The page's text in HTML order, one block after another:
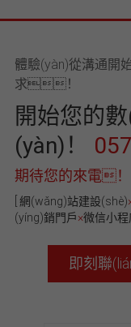
體驗(yàn)從溝通
求！
開始您的
(yàn)！
期待您的來電！
網(wǎng)站建設(shè)
(yíng)銷門戶×微信小
即刻聯